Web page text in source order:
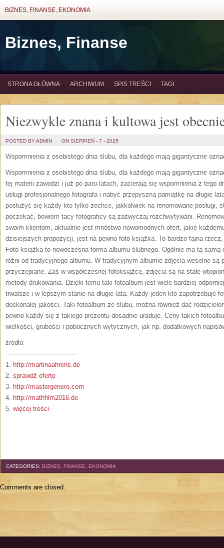
BIZNES, FINANSE, EKONOMIA
Biznes, Finanse
STRONA GŁÓWNA ARCHIWUM SPIS TREŚCI TAGI
Niezwykle znana i kultowa jest
POSTED BY ADMIN ON SIERPIEŃ - 7 - 2025
Wspomnienia z osobistego dnia ślubu, dla każdego mają gigantyczne
Wspomnienia z osobistego dnia ślubu, dla każdego mają gigantyczne
tej materii zawodzi i już po paru latach, zacierają się wspomnienia z tego
usługi profesjonalnego fotografa i nabyć przepyszną pamiątkę na długie
posłużyć się każdy kto tylko zechce, jakkolwiek na renomowane posługi,
poczekać, bowiem tacy fotograficy są zazwyczaj rozchwytywani.
swoim klientom, aktualnie jest mnóstwo nowomodnych ofert, jakie
dzisiejszych propozycji, jest na pewno foto książka. To bardzo fajna
Foto książka to nowoczesna forma albumu ślubnego. Ogólnie ma tą
różni od tradycyjnego albumu. W tradycyjnym albumie zdjęcia weselne są
przyczepiane. Zaś w współczesnej fotoksiążce, zdjęcia są na stałe
metody drukowania. Dzięki temu taki fotoalbum jest wiele bardziej
trwalsze i w lepszym stanie na długie lata. Każdy jeden kto zapotrzebuje
doskonałej jakości. Taki fotoalbum ze ślubu, można również dać
pewno każdy się z takiego prezentu dosadnie uraduje. Ceny takich
wielkości, grubości i pobocznych wytycznych, jak np. dodatkowych
źródło:
———————————
1. http://martinaahrens.de
2. sprawdź ofertę
3. http://mastergenero.com
4. http://mathfilm2016.de
5. więcej treści
CATEGORIES: BIZNES, FINANSE, EKONOMIA
Comments are closed.